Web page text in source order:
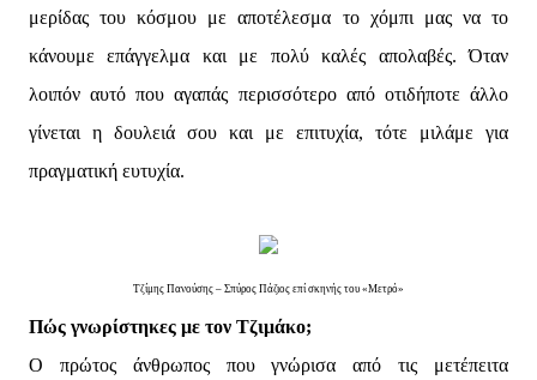
μερίδας του κόσμου με αποτέλεσμα το χόμπι μας να το
κάνουμε επάγγελμα και με πολύ καλές απολαβές. Όταν
λοιπόν αυτό που αγαπάς περισσότερο από οτιδήποτε άλλο
γίνεται η δουλειά σου και με επιτυχία, τότε μιλάμε για
πραγματική ευτυχία.
Τζίμης Πανούσης – Σπύρος Πάζιος επί σκηνής του «Μετρό»
Πώς γνωρίστηκες με τον Τζιμάκο;
Ο πρώτος άνθρωπος που γνώρισα από τις μετέπειτα